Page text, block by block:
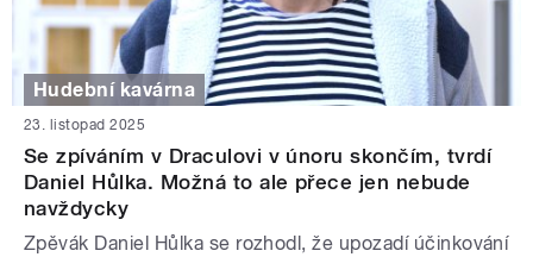
Hudební kavárna
23. listopad 2025
Se zpíváním v Draculovi v únoru skončím, tvrdí
Daniel Hůlka. Možná to ale přece jen nebude
navždycky
Zpěvák Daniel Hůlka se rozhodl, že upozadí účinkování